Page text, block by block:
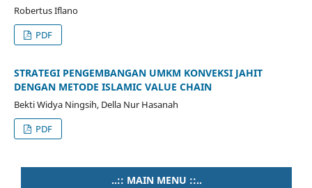
Robertus Iflano
PDF
STRATEGI PENGEMBANGAN UMKM KONVEKSI JAHIT
DENGAN METODE ISLAMIC VALUE CHAIN
Bekti Widya Ningsih, Della Nur Hasanah
PDF
..:: MAIN MENU ::..